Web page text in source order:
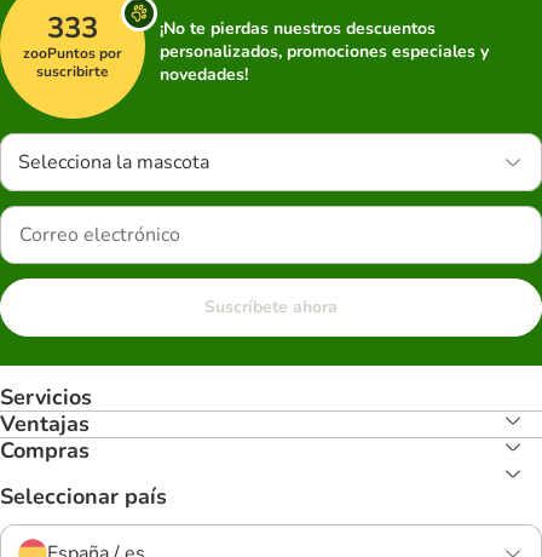
333
zooPuntos por
suscribirte
¡No te pierdas nuestros descuentos
personalizados, promociones especiales y
novedades!
Selecciona la mascota
Suscríbete ahora
Servicios
Ventajas
Compras
Seleccionar país